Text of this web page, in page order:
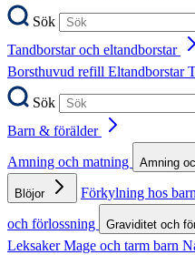
Sök
Tandborstar och eltandborstar
Borsthuvud refill Eltandborstar
Sök
Barn & förälder
Amning och matning
Amning
Blöjor Förkylning hos
och förlossning
Graviditet och
LeksakerMage och tarm barn